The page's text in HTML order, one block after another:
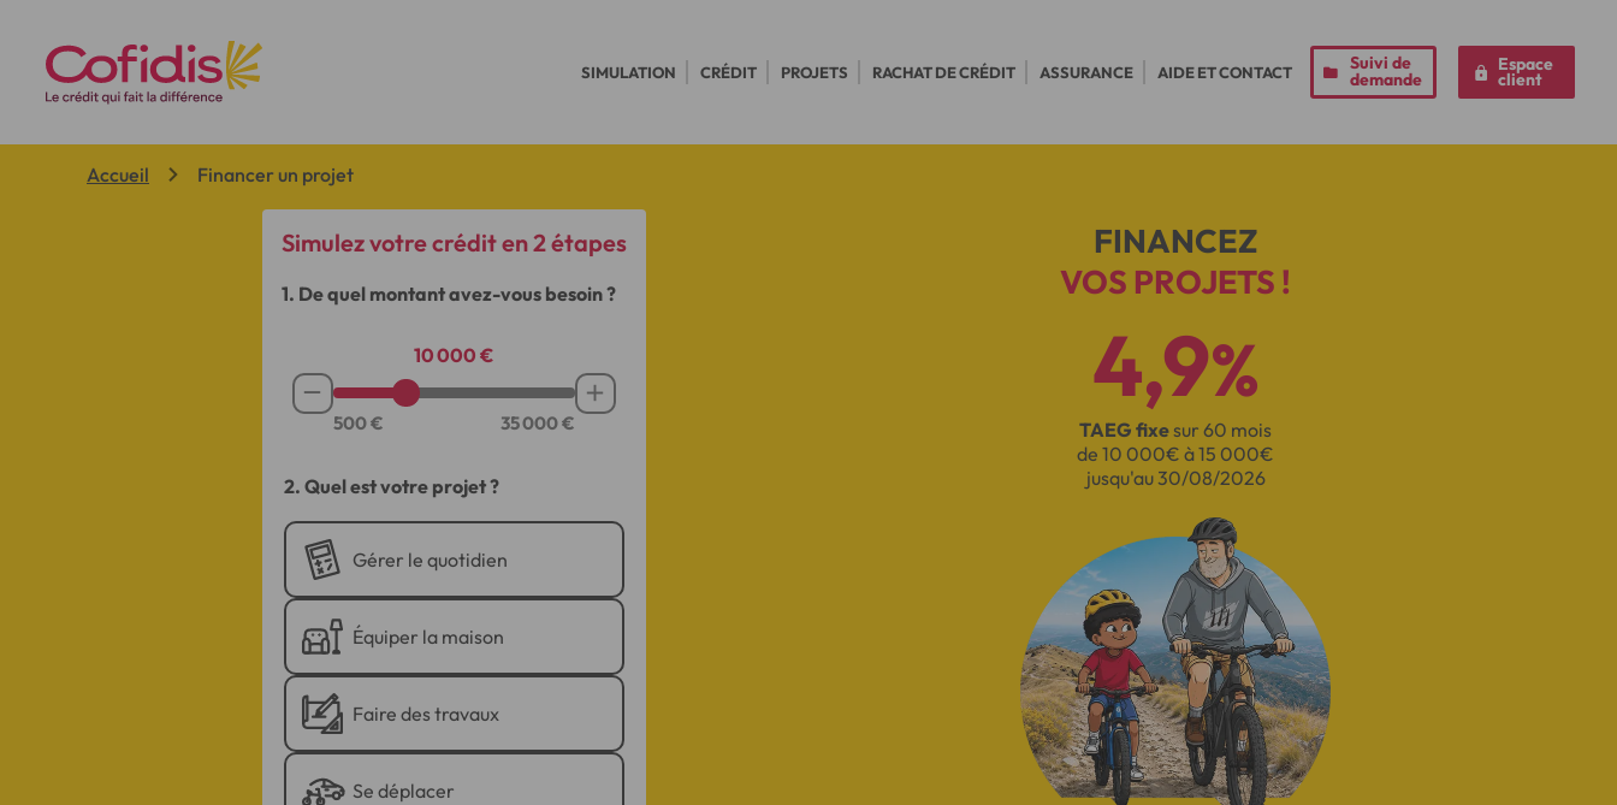
SIMULATION CRÉDIT PROJETS RACHAT DE CRÉDIT ASSURANCE AIDE ET CONTACT Suivi de
demande
Espace
client
Vous êtes ici:
Accueil Financer un projet
Simulez votre crédit en 2 étapes
1. De quel montant avez-vous besoin ?
10 000 €
Soustraire
de
500€
Augmenter
500€
2. Quel est votre projet ?
Gérer le quotidien
Équiper la maison
Faire des travaux
Se déplacer
FINANCEZ
VOS PROJETS !
4,9%
TAEG fixesur 60 mois
de 10 000€ à 15 000€
jusqu'au 30/08/2026